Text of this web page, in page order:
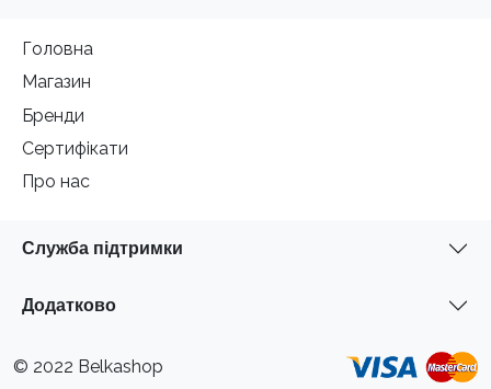
Головна
Магазин
Бренди
Сертифікати
Про нас
Служба підтримки
Додатково
© 2022 Belkashop